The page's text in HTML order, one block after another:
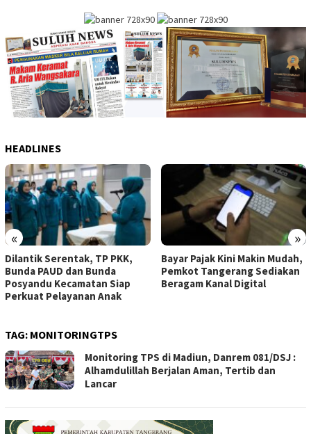
HEADLINES
« »
Dilantik Serentak, TP PKK,
Bunda PAUD dan Bunda
Posyandu Kecamatan Siap
Perkuat Pelayanan Anak
Bayar Pajak Kini Makin Mudah,
Pemkot Tangerang Sediakan
Beragam Kanal Digital
TAG: MONITORINGTPS
Monitoring TPS di Madiun, Danrem 081/DSJ :
Alhamdulillah Berjalan Aman, Tertib dan
Lancar